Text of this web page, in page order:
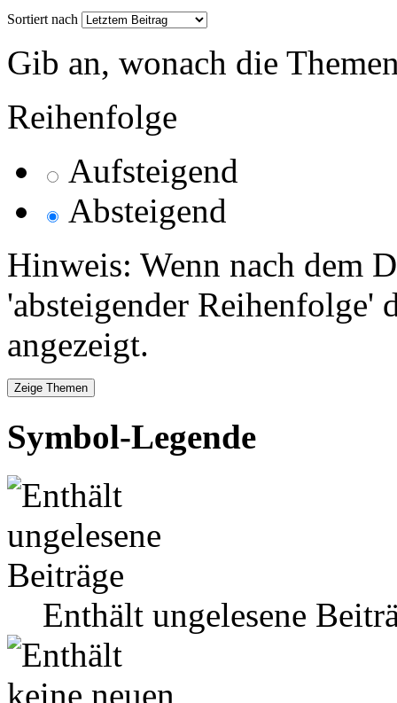
Sortiert nach
Gib an, wonach die
Reihenfolge
Aufsteigend
Absteigend
Hinweis: Wenn nach dem
'absteigender Reihenfolge'
angezeigt.
Symbol-Legende
Enthält ungelesene